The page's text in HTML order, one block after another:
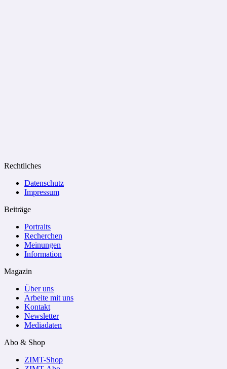
Rechtliches
Datenschutz
Impressum
Beiträge
Portraits
Recherchen
Meinungen
Information
Magazin
Über uns
Arbeite mit uns
Kontakt
Newsletter
Mediadaten
Abo & Shop
ZIMT-Shop